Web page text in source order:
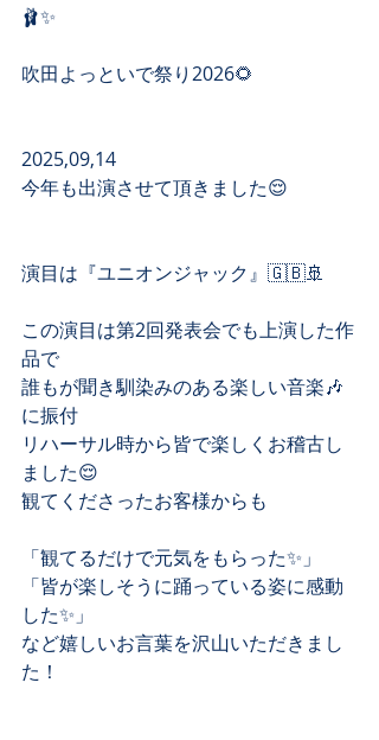
🩰✨
吹田よっといで祭り2026🌻
2025,09,14
今年も出演させて頂きました😌
演目は『ユニオンジャック』🇬🇧🚢
この演目は第2回発表会でも上演した作
品で
誰もが聞き馴染みのある楽しい音楽🎶
に振付
リハーサル時から皆で楽しくお稽古し
ました😌
観てくださったお客様からも
「観てるだけで元気をもらった✨」
「皆が楽しそうに踊っている姿に感動
した✨」
など嬉しいお言葉を沢山いただきまし
た！